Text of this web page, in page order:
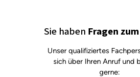
Sie haben Fragen
Unser qualifiziertes
sich über Ihren Anruf und
gerne: